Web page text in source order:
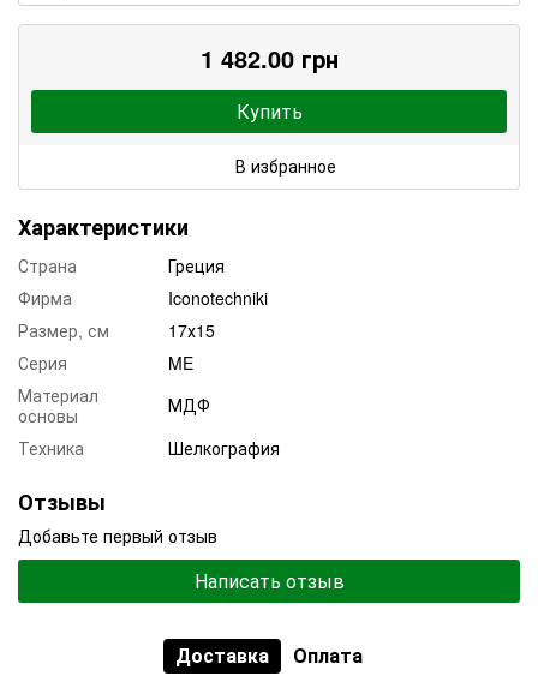
1 482.00 грн
Купить
В избранное
Характеристики
Страна
Греция
Фирма
Iconotechniki
Размер, см
17х15
Серия
ME
Материал
основы
МДФ
Техника
Шелкография
Отзывы
Добавьте первый отзыв
Написать отзыв
Доставка Оплата